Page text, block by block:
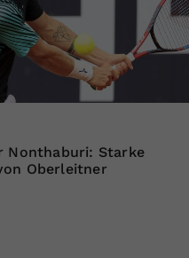
Nonthaburi: Starke
Oberleitner